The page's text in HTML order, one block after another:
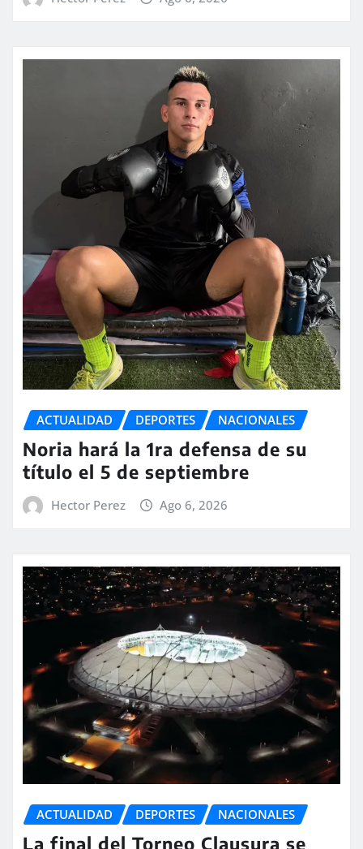
ACTUALIDAD DEPORTES NACIONALES
Noria hará la 1ra defensa de su
título el 5 de septiembre
Hector Perez Ago 6, 2026
ACTUALIDAD DEPORTES NACIONALES
La final del Torneo Clausura se